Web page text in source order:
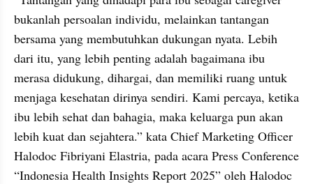
bukanlah persoalan individu, melainkan tantangan
bersama yang membutuhkan dukungan nyata. Lebih
dari itu, yang lebih penting adalah bagaimana ibu
merasa didukung, dihargai, dan memiliki ruang untuk
menjaga kesehatan dirinya sendiri. Kami percaya, ketika
ibu lebih sehat dan bahagia, maka keluarga pun akan
lebih kuat dan sejahtera.” kata Chief Marketing Officer
Halodoc Fibriyani Elastria, pada acara Press Conference
“Indonesia Health Insights Report 2025” oleh Halodoc